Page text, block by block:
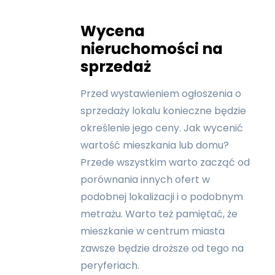
Wycena
nieruchomości na
sprzedaż
Przed wystawieniem ogłoszenia o
sprzedaży lokalu konieczne będzie
określenie jego ceny. Jak wycenić
wartość mieszkania lub domu?
Przede wszystkim warto zacząć od
porównania innych ofert w
podobnej lokalizacji i o podobnym
metrażu. Warto też pamiętać, że
mieszkanie w centrum miasta
zawsze będzie droższe od tego na
peryferiach.